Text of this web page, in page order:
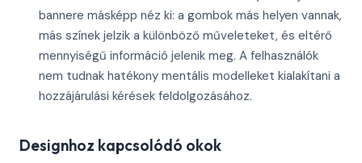
bannere másképp néz ki: a gombok más helyen vannak,
más színek jelzik a különböző műveleteket, és eltérő
mennyiségű információ jelenik meg. A felhasználók
nem tudnak hatékony mentális modelleket kialakítani a
hozzájárulási kérések feldolgozásához.
Designhoz kapcsolódó okok